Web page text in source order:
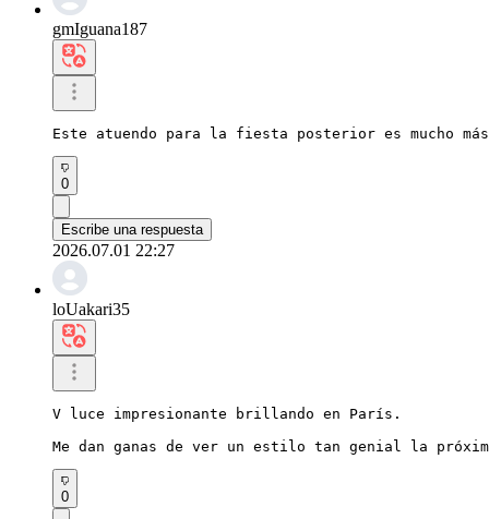
gmIguana187
Este atuendo para la fiesta posterior es mucho
0
Escribe una respuesta
2026.07.01 22:27
loUakari35
V luce impresionante brillando en París.
Me dan ganas de ver un estilo tan genial la
0